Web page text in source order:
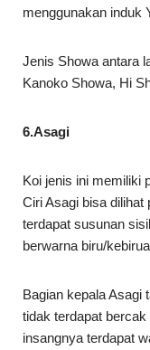
menggunakan induk
Jenis Showa antara
Kanoko Showa, Hi
6.Asagi
Koi jenis ini memiliki
Ciri Asagi bisa dilihat
terdapat susunan
berwarna biru/
Bagian kepala Asagi
tidak terdapat
insangnya terdapat